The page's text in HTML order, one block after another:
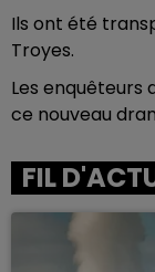
Ils ont été
Troyes.
Les
ce nouveau
FIL